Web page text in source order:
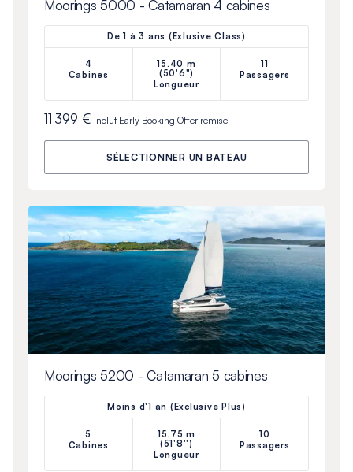
Moorings 5000 - Catamaran 4 cabines
De 1 à 3 ans (Exlusive Class)
4
Cabines
15.40 m
(50'6")
Longueur
11
Passagers
11 399 € Inclut Early Booking Offerremise
SÉLECTIONNER UN BATEAU
Moorings 5200 - Catamaran 5 cabines
Moins d'1 an (Exclusive Plus)
5
Cabines
15.75 m
(51'8'')
Longueur
10
Passagers